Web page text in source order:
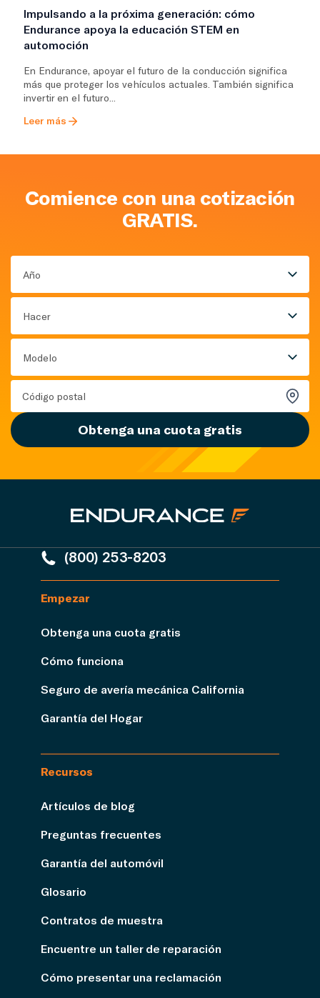
Impulsando a la próxima generación: cómo
Endurance apoya la educación STEM en
automoción
En Endurance, apoyar el futuro de la conducción significa
más que proteger los vehículos actuales. También significa
invertir en el futuro...
Leer más
Comience con una cotización
GRATIS.
Año
Hacer
Modelo
Obtenga una cuota gratis
(800) 253-8203
Empezar
Obtenga una cuota gratis
Cómo funciona
Seguro de avería mecánica California
Garantía del Hogar
Recursos
Artículos de blog
Preguntas frecuentes
Garantía del automóvil
Glosario
Contratos de muestra
Encuentre un taller de reparación
Cómo presentar una reclamación